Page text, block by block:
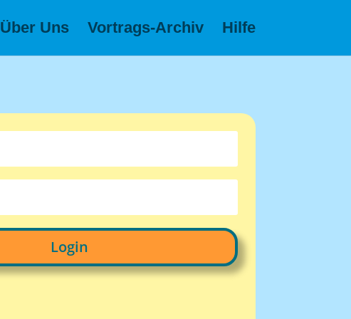
Über Uns Vortrags-Archiv Hilfe
Login